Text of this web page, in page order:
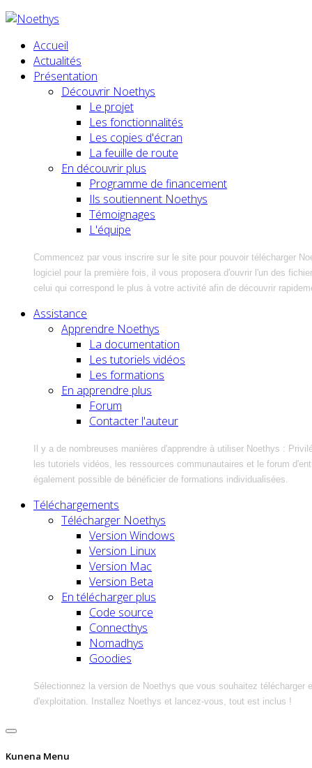
Accueil
Actualités
Présentation
Découvrir Noethys
Le projet
Les fonctionnalités
Les copies d'écran
La feuille de route
En découvrir plus
Programme de financement
Ils soutiennent Noethys
Témoignages
L'équipe
Commencez par vous inscrire sur le site pour pouvoir télécharger
logiciel pour la première fois, il vous proposera d'ouvrir l'un des
celui qui correspond le plus à votre activité afin de découvrir
Assistance
Apprendre Noethys
La documentation
Les tutoriels vidéos
Les formations
En apprendre plus
Forum
Contacter l'auteur
Il y a de nombreuses manières d'apprendre à utiliser Noethys :
les tutoriels vidéos, les ressources communautaires et le forum
également possible de bénéficier de formations individualisées.
Téléchargements
Télécharger Noethys
Version Windows
Version Linux
Version Mac
Version Beta
En télécharger plus
Code source
Connecthys
Nomadhys
Goodies
Sélectionnez la version de Noethys que vous souhaitez télécharger
d'exploitation. Installez Noethys et lancez-vous, tout est inclus !
Kunena Menu